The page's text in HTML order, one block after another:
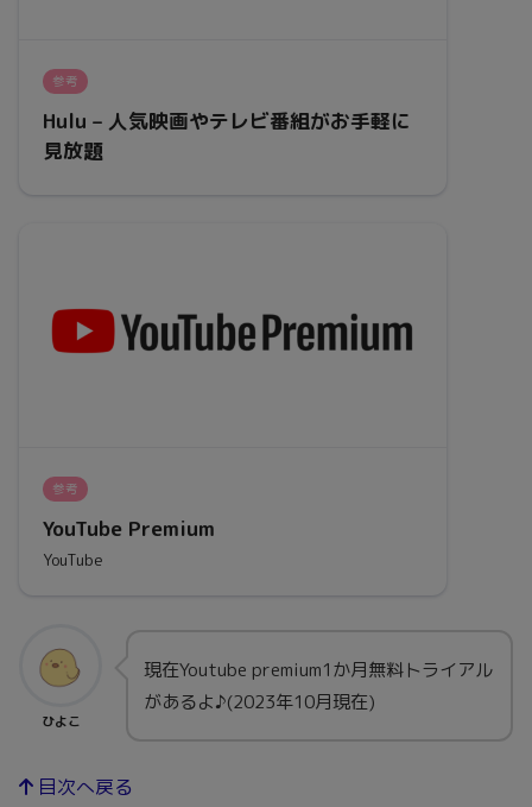
参考
Hulu – 人気映画やテレビ番組がお手軽に
見放題
参考
YouTube Premium
YouTube
ひよこ
現在Youtube premium1か月無料トライアル
があるよ♪(2023年10月現在)
目次へ戻る